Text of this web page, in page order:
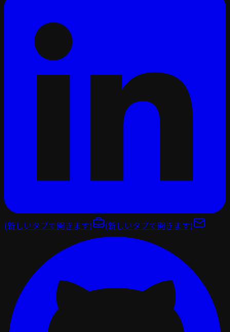
(新しいタブで開きます) (新しいタブで開きます)